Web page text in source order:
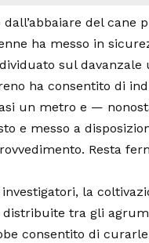
del cane
ha messo in
sul
ha consentito di
un metro e —
e messo a
Resta
la
tra gli
consentito di